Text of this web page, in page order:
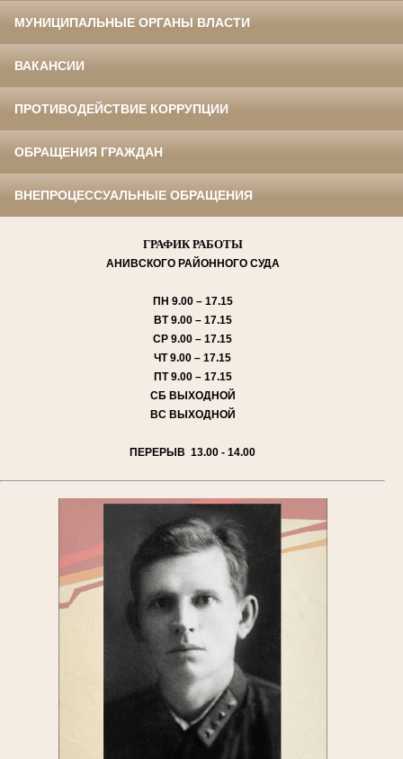
МУНИЦИПАЛЬНЫЕ ОРГАНЫ ВЛАСТИ
ВАКАНСИИ
ПРОТИВОДЕЙСТВИЕ КОРРУПЦИИ
ОБРАЩЕНИЯ ГРАЖДАН
ВНЕПРОЦЕССУАЛЬНЫЕ ОБРАЩЕНИЯ
ГРАФИК РАБОТЫ
АНИВСКОГО РАЙОННОГО СУДА
ПН 9.00 – 17.15
ВТ9.00 – 17.15
СР 9.00 – 17.15
ЧТ9.00 – 17.15
ПТ9.00 – 17.15
СБ ВЫХОДНОЙ
ВС ВЫХОДНОЙ
ПЕРЕРЫВ 13.00 - 14.00